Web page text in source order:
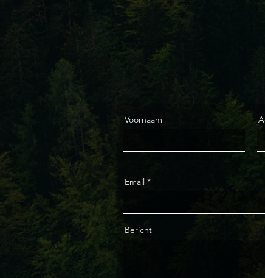
Voornaam
Email
Bericht